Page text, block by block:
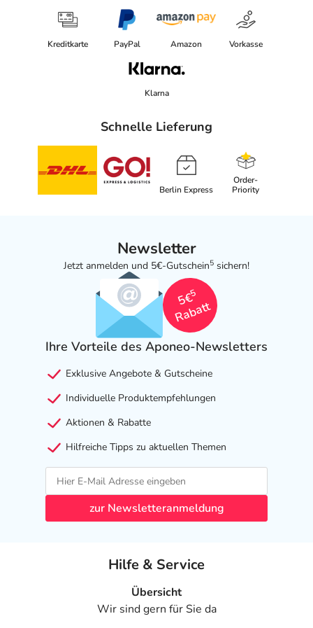
Kreditkarte PayPal Amazon Vorkasse
Klarna
Schnelle Lieferung
Berlin Express
Order-
Priority
Newsletter
Jetzt anmelden und 5€-Gutschein5 sichern!
5€
5
Rabatt
Ihre Vorteile des Aponeo-Newsletters
Exklusive Angebote & Gutscheine
Individuelle Produktempfehlungen
Aktionen & Rabatte
Hilfreiche Tipps zu aktuellen Themen
zur Newsletteranmeldung
Hilfe & Service
Übersicht
Wir sind gern für Sie da